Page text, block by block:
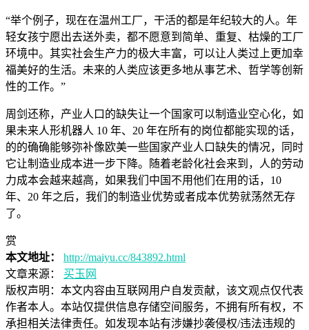
“举个例子，现在在温州工厂，干活的都是年纪较大的人。年
轻女孩宁愿出去送外卖，都不愿意到简单、重复、枯燥的工厂
环境中。其实社会生产力的极大丰富，可以让人类过上更加幸
福美好的生活。未来的人类应该更多地从事艺术、哲学等创新
性的工作。”
周剑还称，产业人口的缺失让一个国家可以制造业空心化，如
果未来人形机器人 10 年、20 年在所有的岗位都能实现的话，
的的确确能够弥补像欧美一些国家产业人口缺失的情况，同时
它让制造业成本进一步下降。随着老龄化社会来到，人的劳动
力成本会越来越高，如果我们中国不用他们在用的话，10
年、20 年之后，我们的制造业优势或者成本优势就荡然无存
了。
赏
本文地址：
http://maiyu.cc/843892.html
文章来源：
买玉网
版权声明： 本文内容由互联网用户自发贡献，该文观点仅代表
作者本人。本站仅提供信息存储空间服务，不拥有所有权，不
承担相关法律责任。如发现本站有涉嫌抄袭侵权/违法违规的